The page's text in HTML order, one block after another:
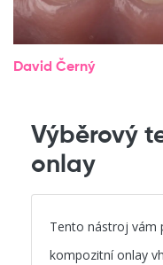
David Černý
Výběrový
onlay
Tento nástroj vám
kompozitní onlay